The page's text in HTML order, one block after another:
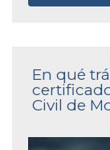
En qué
Civil de